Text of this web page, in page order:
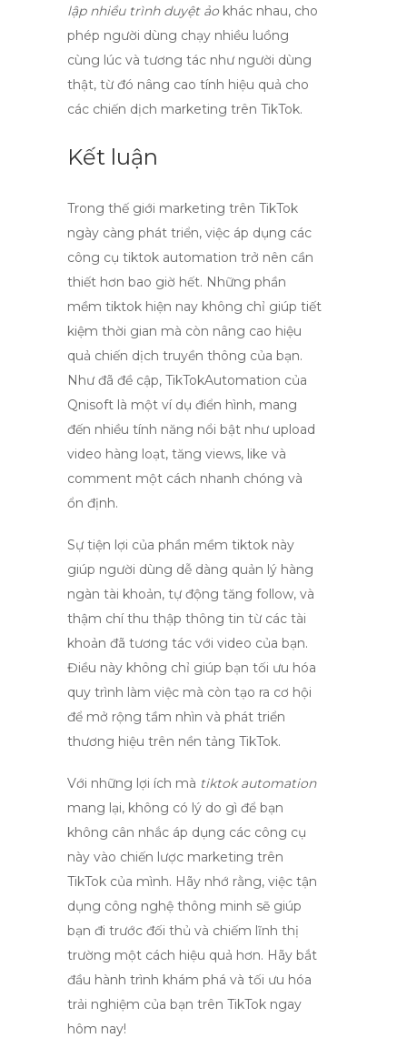
lập nhiều trình duyệt ảokhác nhau, cho
phép người dùng chạy nhiều luồng
cùng lúc và tương tác như người dùng
thật, từ đó nâng cao tính hiệu quả cho
các chiến dịch marketing trên TikTok.
Kết luận
Trong thế giới marketing trên TikTok
ngày càng phát triển, việc áp dụng các
công cụ tiktok automation trở nên cần
thiết hơn bao giờ hết. Những phần
mềm tiktok hiện nay không chỉ giúp tiết
kiệm thời gian mà còn nâng cao hiệu
quả chiến dịch truyền thông của bạn.
Như đã đề cập, TikTokAutomation của
Qnisoft là một ví dụ điển hình, mang
đến nhiều tính năng nổi bật như upload
video hàng loạt, tăng views, like và
comment một cách nhanh chóng và
ổn định.
Sự tiện lợi của phần mềm tiktok này
giúp người dùng dễ dàng quản lý hàng
ngàn tài khoản, tự động tăng follow, và
thậm chí thu thập thông tin từ các tài
khoản đã tương tác với video của bạn.
Điều này không chỉ giúp bạn tối ưu hóa
quy trình làm việc mà còn tạo ra cơ hội
để mở rộng tầm nhìn và phát triển
thương hiệu trên nền tảng TikTok.
Với những lợi ích mà tiktok automation
mang lại, không có lý do gì để bạn
không cân nhắc áp dụng các công cụ
này vào chiến lược marketing trên
TikTok của mình. Hãy nhớ rằng, việc tận
dụng công nghệ thông minh sẽ giúp
bạn đi trước đối thủ và chiếm lĩnh thị
trường một cách hiệu quả hơn. Hãy bắt
đầu hành trình khám phá và tối ưu hóa
trải nghiệm của bạn trên TikTok ngay
hôm nay!